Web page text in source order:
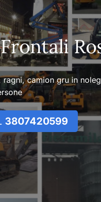
camion gru in
3807420599